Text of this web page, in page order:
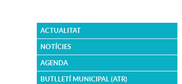
ACTUALITAT
NOTÍCIES
AGENDA
BUTLLETÍ MUNICIPAL (ATR)